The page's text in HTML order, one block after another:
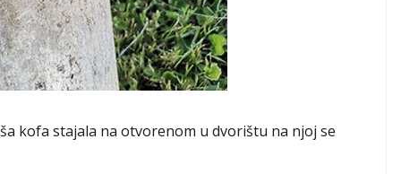
kofa stajala na otvorenom u dvorištu na njoj se